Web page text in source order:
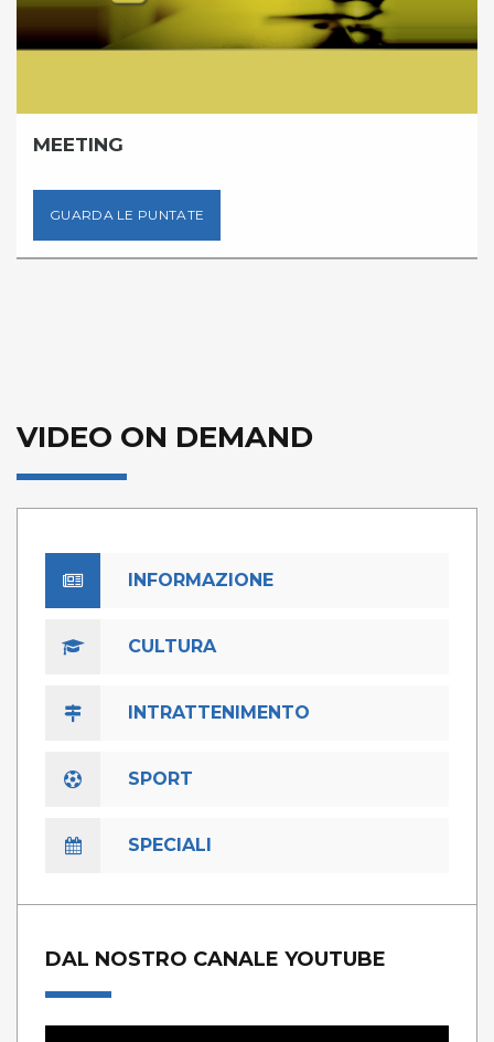
MEETING
GUARDA LE PUNTATE
VIDEO ON DEMAND
INFORMAZIONE
CULTURA
INTRATTENIMENTO
SPORT
SPECIALI
DAL NOSTRO CANALE YOUTUBE